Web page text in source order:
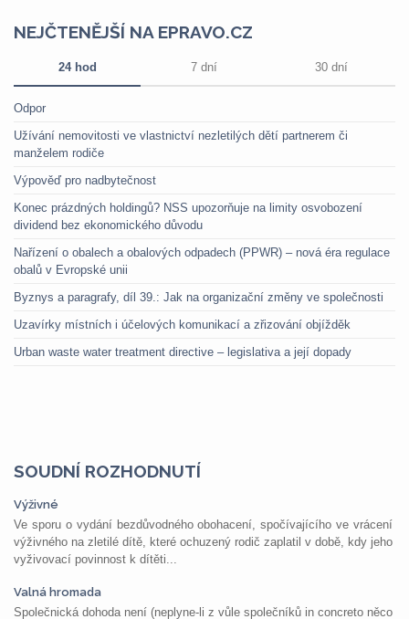
NEJČTENĚJŠÍ NA EPRAVO.CZ
24 hod 7 dní 30 dní
Odpor
Užívání nemovitosti ve vlastnictví nezletilých dětí partnerem či
manželem rodiče
Výpověď pro nadbytečnost
Konec prázdných holdingů? NSS upozorňuje na limity osvobození
dividend bez ekonomického důvodu
Nařízení o obalech a obalových odpadech (PPWR) – nová éra regulace
obalů v Evropské unii
Byznys a paragrafy, díl 39.: Jak na organizační změny ve společnosti
Uzavírky místních i účelových komunikací a zřizování objížděk
Urban waste water treatment directive – legislativa a její dopady
SOUDNÍ ROZHODNUTÍ
Výživné
Ve sporu o vydání bezdůvodného obohacení, spočívajícího ve vrácení
výživného na zletilé dítě, které ochuzený rodič zaplatil v době, kdy jeho
vyživovací povinnost k dítěti...
Valná hromada
Společnická dohoda není (neplyne-li z vůle společníků in concreto něco